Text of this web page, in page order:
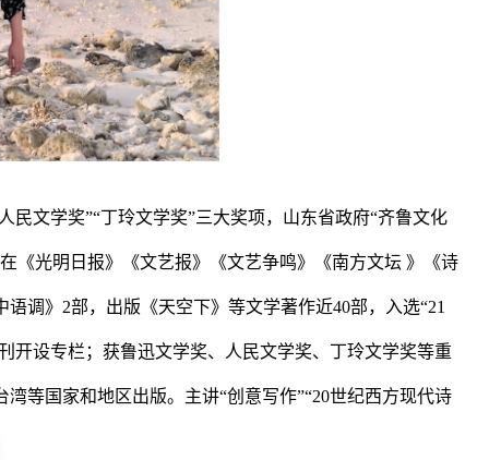
民文学奖”“丁玲文学奖”三大奖项，山东省政府“齐鲁文化
《光明日报》《文艺报》《文艺争鸣》 《南方文坛 》 《诗
调》2部，出版《天空下》等文学著作近40部，入选“21
开设专栏；获鲁迅文学奖、人民文学奖、丁玲文学奖等重
湾等国家和地区出版。主讲“创意写作”“20世纪西方现代诗